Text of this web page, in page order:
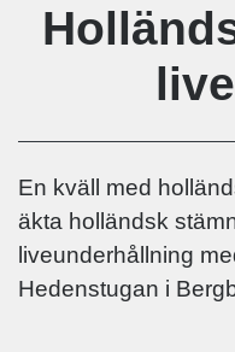
En kväll med
äkta holländsk
liveunderhållning
Hedenstugan i